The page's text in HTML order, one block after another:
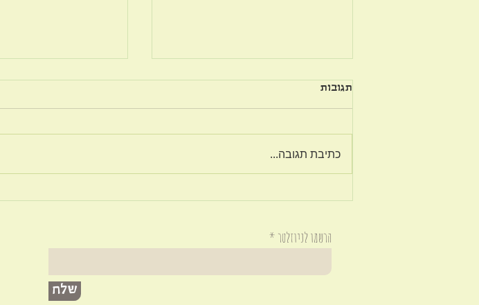
על פשרה בזוגיות
תגובות
כתיבת תגובה...
הרשמו לניוזלטר
שלח